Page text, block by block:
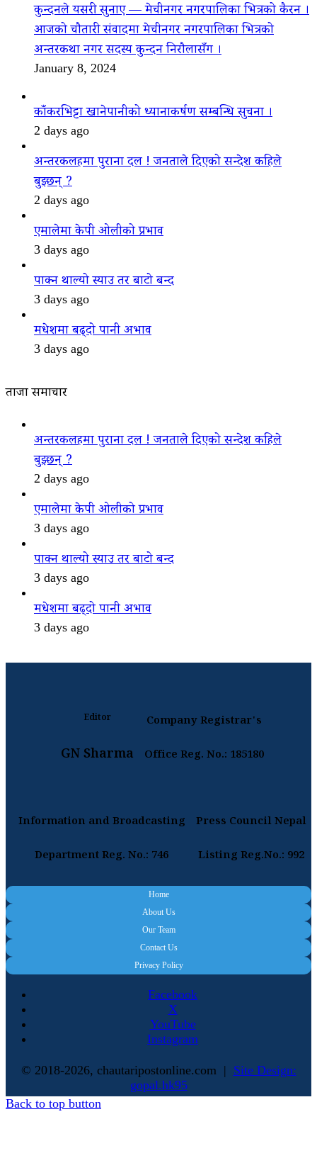
कुन्दनले यसरी सुनाए — मेचीनगर नगरपालिका भित्रको कैरन ।
आजको चौतारी संवादमा मेचीनगर नगरपालिका भित्रको
अन्तरकथा नगर सदस्य कुन्दन निरौलासँग ।
January 8, 2024
काँकरभिट्टा खानेपानीको ध्यानाकर्षण सम्बन्धि सुचना ।
2 days ago
अन्तरकलहमा पुराना दल ! जनताले दिएको सन्देश कहिले
बुझ्छन् ?
2 days ago
एमालेमा केपी ओलीको प्रभाव
3 days ago
पाक्न थाल्यो स्याउ तर बाटो बन्द
3 days ago
मधेशमा बढ्दो पानी अभाव
3 days ago
ताजा समाचार
अन्तरकलहमा पुराना दल ! जनताले दिएको सन्देश कहिले
बुझ्छन् ?
2 days ago
एमालेमा केपी ओलीको प्रभाव
3 days ago
पाक्न थाल्यो स्याउ तर बाटो बन्द
3 days ago
मधेशमा बढ्दो पानी अभाव
3 days ago
Editor
GN Sharma
Company Registrar's
Office Reg. No.: 185180
Information and Broadcasting
Department Reg. No.: 746
Press Council Nepal
Listing Reg.No.: 992
Home
About Us
Our Team
Contact Us
Privacy Policy
Facebook
X
YouTube
Instagram
© 2018-2026, chautaripostonline.com | Site Design:
gopal.hk95
Back to top button